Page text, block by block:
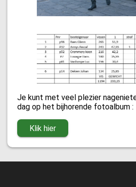
Je kunt met veel plezier
dag op het bijhorende fotoalbum :
Klik hier